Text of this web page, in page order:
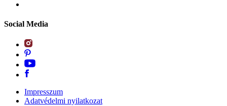
Social Media
Impresszum
Adatvédelmi nyilatkozat